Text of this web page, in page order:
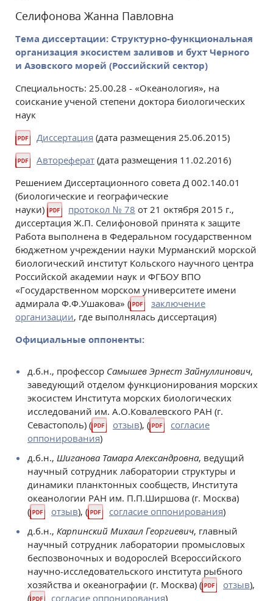
Селифонова Жанна Павловна
Тема диссертации: Структурно-функциональная
организация экосистем заливов и бухт Черного
и Азовского морей (Российский сектор)
Специальность: 25.00.28 - «Океанология», на
соискание ученой степени доктора биологических
наук
Диссертация (дата размещения 25.06.2015)
Автореферат (дата размещения 11.02.2016)
Решением Диссертационного совета Д 002.140.01
(биологические и географические
науки)
протокол № 78 от 21 октября 2015 г.,
диссертация Ж.П. Селифоновой принята к защите
Работа выполнена в Федеральном государственном
бюджетном учреждении науки Мурманский морской
биологический институт Кольского научного центра
Российской академии наук и ФГБОУ ВПО
«Государственном морском университете имени
адмирала Ф.Ф.Ушакова» (
заключение
организации, где выполнялась диссертация)
Официальные оппоненты:
д.б.н., профессор Самышев Эрнест Зайнуллинович,
заведующий отделом функционирования морских
экосистем Института морских биологических
исследований им. А.О.Ковалевского РАН (г.
Севастополь) (
отзыв), (
согласие
оппонирования)
д.б.н., Шиганова Тамара Александровна, ведущий
научный сотрудник лаборатории структуры и
динамики планктонных сообществ, Института
океанологии РАН им. П.П.Ширшова (г. Москва)
(
отзыв), ( согласие оппонирования)
д.б.н., Карпинский Михаил Георгиевич, главный
научный сотрудник лаборатории промысловых
беспозвоночных и водорослей Всероссийского
научно-исследовательского института рыбного
хозяйства и океанографии (г. Москва) (
отзыв),
(
согласие оппонирования)